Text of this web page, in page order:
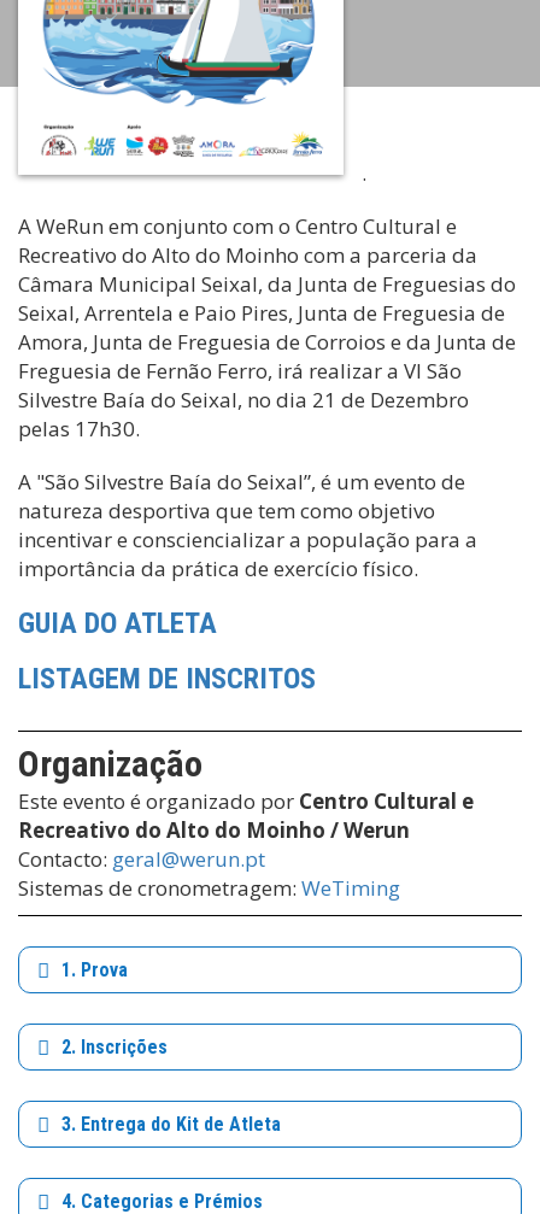
.
A WeRun em conjunto com o Centro Cultural e
Recreativo do Alto do Moinho com a parceria da
Câmara Municipal Seixal, da Junta de Freguesias do
Seixal, Arrentela e Paio Pires, Junta de Freguesia de
Amora, Junta de Freguesia de Corroios e da Junta de
Freguesia de Fernão Ferro, irá realizar a VI São
Silvestre Baía do Seixal, no dia 21 de Dezembro
pelas 17h30.
A "São Silvestre Baía do Seixal”, é um evento de
natureza desportiva que tem como objetivo
incentivar e consciencializar a população para a
importância da prática de exercício físico.
GUIA DO ATLETA
LISTAGEM DE INSCRITOS
Organização
Este evento é organizado por Centro Cultural e
Recreativo do Alto do Moinho / Werun
Contacto: geral@werun.pt
Sistemas de cronometragem: WeTiming
1. Prova
2. Inscrições
3. Entrega do Kit de Atleta
4. Categorias e Prémios